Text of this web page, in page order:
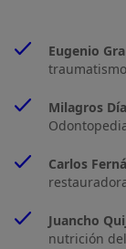
Eugenio
Milagros
Carlos
Juancho
nutrición